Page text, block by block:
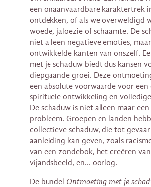
een onaanvaardbare karaktertrek
ontdekken, of als we overweldigd
woede, jaloezie of schaamte. De
niet alleen negatieve emoties,
ontwikkelde kanten van onszelf.
met je schaduw biedt dus kansen
diepgaande groei. Deze
een absolute voorwaarde voor een
spirituele ontwikkeling en
De schaduw is niet alleen maar
probleem. Groepen en landen
collectieve schaduw, die tot
aanleiding kan geven, zoals
van een zondebok, het creëren
vijandsbeeld, en… oorlog.
De bundel Ontmoeting met je